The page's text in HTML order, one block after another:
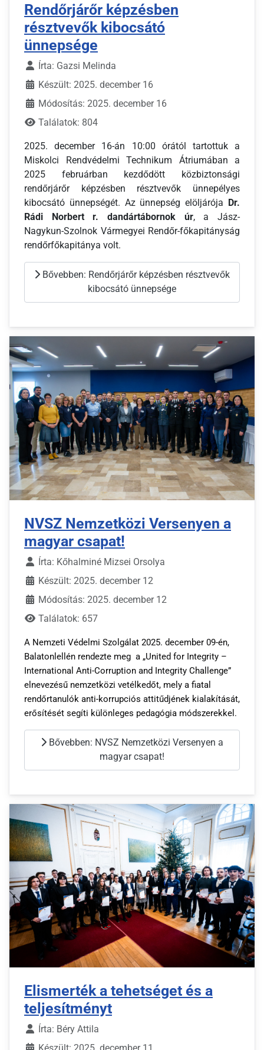
Rendőrjárőr képzésben
résztvevők kibocsátó
ünnepsége
Írta: Gazsi Melinda
Készült: 2025. december 16
Módosítás: 2025. december 16
Találatok: 804
2025. december 16-án 10:00 órától tartottuk a
Miskolci Rendvédelmi Technikum Átriumában a
2025 februárban kezdődött közbiztonsági
rendőrjárőr képzésben résztvevők ünnepélyes
kibocsátó ünnepségét. Az ünnepség elöljárója Dr.
Rádi Norbert r. dandártábornok
úr, a Jász-
Nagykun-Szolnok Vármegyei Rendőr-főkapitányság
rendőrfőkapitánya volt.
Bővebben: Rendőrjárőr képzésben résztvevők
kibocsátó ünnepsége
NVSZ Nemzetközi Versenyen a
magyar csapat!
Írta: Kőhalminé Mizsei Orsolya
Készült: 2025. december 12
Módosítás: 2025. december 12
Találatok: 657
A Nemzeti Védelmi Szolgálat 2025. december 09-én,
Balatonlellén rendezte meg a „United for Integrity –
International Anti-Corruption and Integrity Challenge”
elnevezésű nemzetközi vetélkedőt, mely a fiatal
rendőrtanulók anti-korrupciós attitűdjének kialakítását,
erősítését segíti különleges pedagógia módszerekkel.
Bővebben: NVSZ Nemzetközi Versenyen a
magyar csapat!
Elismerték a tehetséget és a
teljesítményt
Írta: Béry Attila